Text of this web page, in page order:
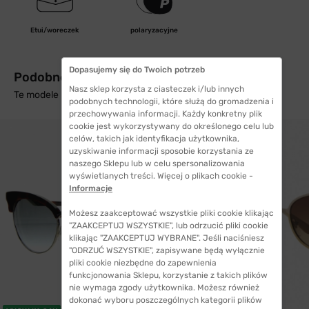
Etui/woreczek polaryzacyjne
Podobne produkty z wysyłką w 24h
Te modele mogą Cię zainteresować
Dopasujemy się do Twoich potrzeb
Nasz sklep korzysta z ciasteczek i/lub innych
podobnych technologii, które służą do gromadzenia i
przechowywania informacji. Każdy konkretny plik
cookie jest wykorzystywany do określonego celu lub
celów, takich jak identyfikacja użytkownika,
uzyskiwanie informacji sposobie korzystania ze
naszego Sklepu lub w celu spersonalizowania
wyświetlanych treści. Więcej o plikach cookie -
Informacje
Możesz zaakceptować wszystkie pliki cookie klikając
"ZAAKCEPTUJ WSZYSTKIE", lub odrzucić pliki cookie
klikając "ZAAKCEPTUJ WYBRANE". Jeśli naciśniesz
"ODRZUĆ WSZYSTKIE", zapisywane będą wyłącznie
pliki cookie niezbędne do zapewnienia
funkcjonowania Sklepu, korzystanie z takich plików
nie wymaga zgody użytkownika. Możesz również
dokonać wyboru poszczególnych kategorii plików